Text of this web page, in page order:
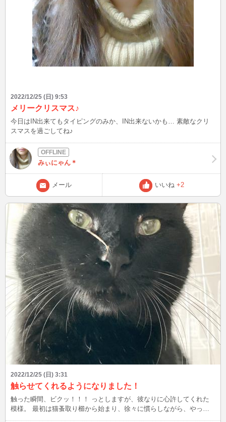
2022/12/25 (日) 9:53
メリークリスマス♪
今日はIN出来てもタイピングのみか、IN出来ないかも… 素敵なクリ
スマスを過ごしてね♪
みぃにゃん＊
メール いいね +2
2022/12/25 (日) 3:31
触らせてくれるようになりました！
触った瞬間、ビクッ！！！ っとしますが、彼なりに心許してくれた
模様。 最初は猫蚤取り櫛から始まり、徐々に慣らしながら、やっと